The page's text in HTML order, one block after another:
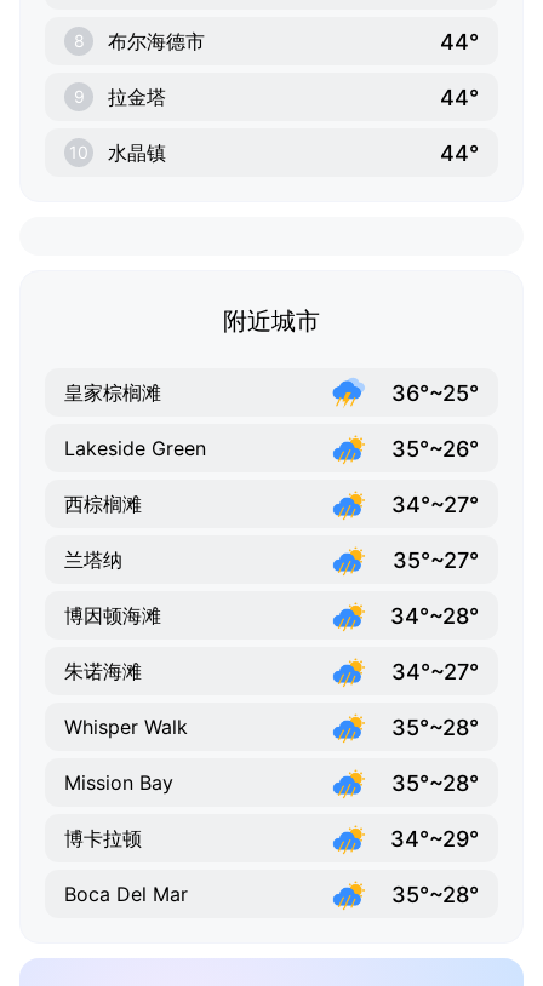
8 布尔海德市 44°
9 拉金塔 44°
10 水晶镇 44°
附近城市
皇家棕榈滩 36°~25°
Lakeside Green 35°~26°
西棕榈滩 34°~27°
兰塔纳 35°~27°
博因顿海滩 34°~28°
朱诺海滩 34°~27°
Whisper Walk 35°~28°
Mission Bay 35°~28°
博卡拉顿 34°~29°
Boca Del Mar 35°~28°